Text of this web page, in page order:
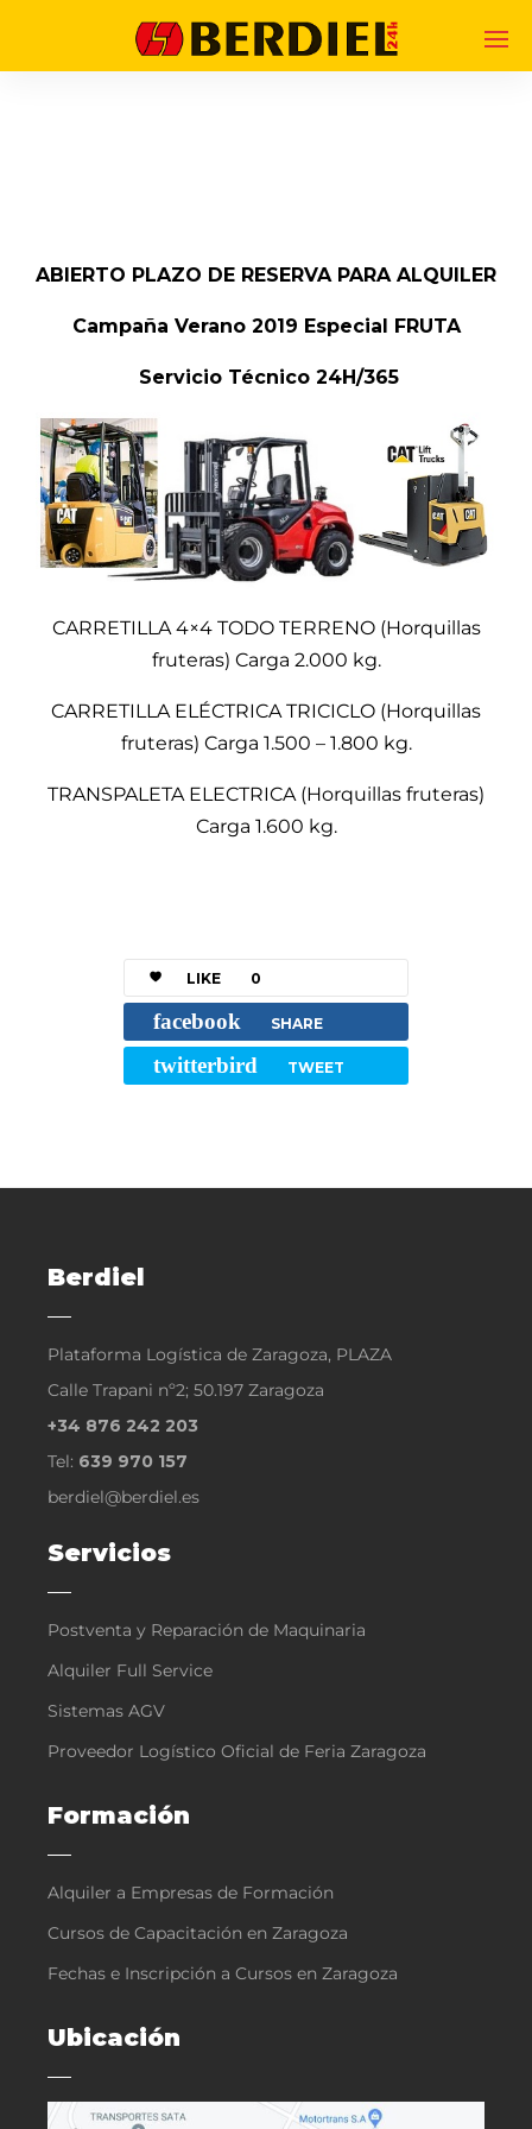
ABIERTO PLAZO DE RESERVA PARA ALQUILER
Campaña Verano 2019 Especial FRUTA
Servicio Técnico 24H/365
CARRETILLA 4×4 TODO TERRENO (Horquillas
fruteras) Carga 2.000 kg.
CARRETILLA ELÉCTRICA TRICICLO (Horquillas
fruteras) Carga 1.500 – 1.800 kg.
TRANSPALETA ELECTRICA (Horquillas fruteras)
Carga 1.600 kg.
LIKE 0
facebook SHARE
twitterbird TWEET
Berdiel
Plataforma Logística de Zaragoza, PLAZA
Calle Trapani nº2; 50.197 Zaragoza
+34 876 242 203
Tel: 639 970 157
berdiel@berdiel.es
Servicios
Postventa y Reparación de Maquinaria
Alquiler Full Service
Sistemas AGV
Proveedor Logístico Oficial de Feria Zaragoza
Formación
Alquiler a Empresas de Formación
Cursos de Capacitación en Zaragoza
Fechas e Inscripción a Cursos en Zaragoza
Ubicación